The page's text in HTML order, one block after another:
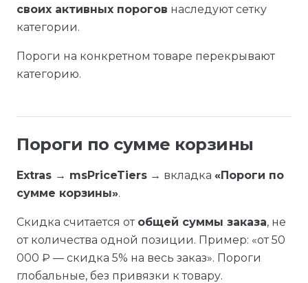
своих активных порогов наследуют сетку
категории.
Пороги на конкретном товаре перекрывают
категорию.
Пороги по сумме корзины
Extras → msPriceTiers → вкладка «Пороги по
сумме корзины».
Скидка считается от общей суммы заказа, не
от количества одной позиции. Пример: «от 50
000 ₽ — скидка 5% на весь заказ». Пороги
глобальные, без привязки к товару.